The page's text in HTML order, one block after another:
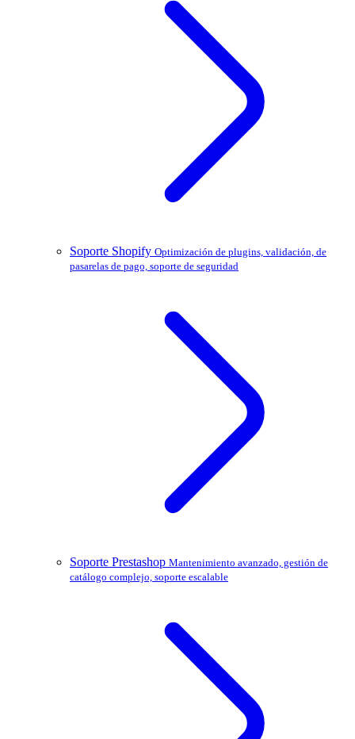
Soporte Shopify Optimización de plugins, validación, de
pasarelas de pago, soporte de seguridad
Soporte Prestashop Mantenimiento avanzado, gestión de
catálogo complejo, soporte escalable